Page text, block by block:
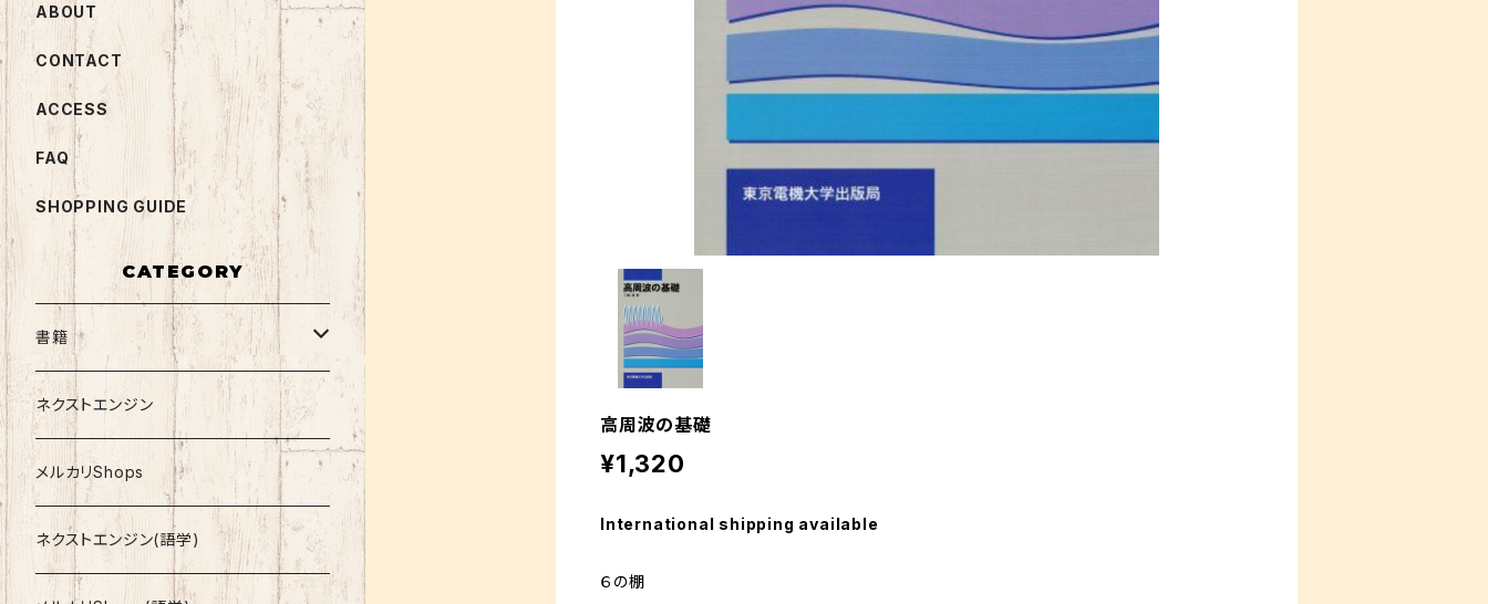
高周波の基礎
¥1,320
International shipping available
６の棚
ABOUT
CONTACT
ACCESS
FAQ
SHOPPING GUIDE
CATEGORY
書籍
関西大学テキスト
就活
資格
ネクストエンジン
メルカリShops
ネクストエンジン(語学)